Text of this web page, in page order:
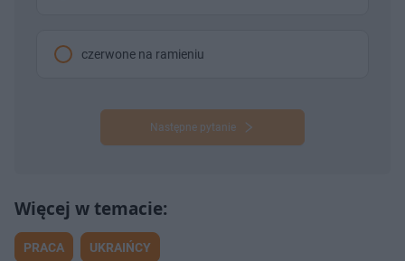
czerwone na ramieniu
Następne pytanie
PRACA UKRAIŃCY